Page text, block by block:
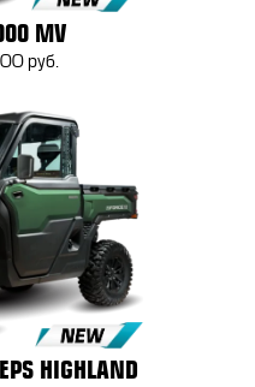
MV
руб.
HIGHLAND